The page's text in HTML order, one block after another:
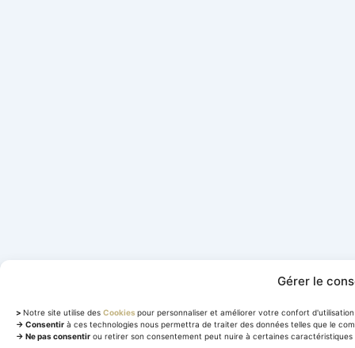
Gérer le
> Notre site utilise des Cookies pour personnaliser et améliorer votre confort d'utilisation
→ Consentir à ces technologies nous permettra de traiter des données telles que le
→ Ne pas consentir ou retirer son consentement peut nuire à certaines